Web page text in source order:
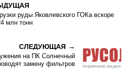
руды Яковлевского ГОКа вскоре
млн тонн
СЛЕДУЮЩАЯ
на ПК Солнечный
замену фильтров